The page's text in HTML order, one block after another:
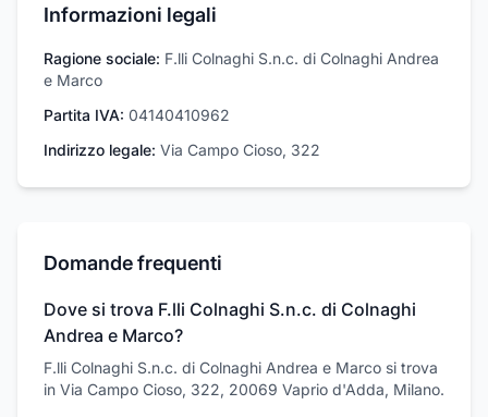
Informazioni legali
Ragione sociale: F.lli Colnaghi S.n.c. di Colnaghi Andrea
e Marco
Partita IVA: 04140410962
Indirizzo legale: Via Campo Cioso, 322
Domande frequenti
Dove si trova F.lli Colnaghi S.n.c. di Colnaghi
Andrea e Marco?
F.lli Colnaghi S.n.c. di Colnaghi Andrea e Marco si trova
in Via Campo Cioso, 322, 20069 Vaprio d'Adda, Milano.